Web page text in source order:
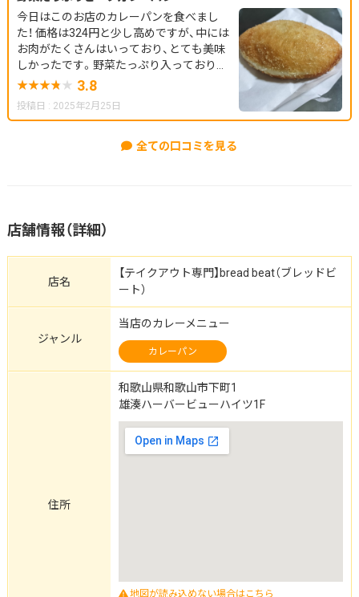
今日はこのお店のカレーパンを食べまし
た！ 価格は324円と少し高めですが、中には
お肉がたくさんはいっており、とても美味
しかったです。野菜たっぷり入っており健
康にも良さそうでした！カレーは少し辛め
した！ パンももちもちでルーもたっぷり入
3.8
投稿日 : 2025年2月25日
全ての口コミを見る
店舗情報（詳細）
店名
【テイクアウト専門】bread beat（ブレッドビ
ート）
ジャンル
当店のカレーメニュー
カレーパン
住所
和歌山県和歌山市下町1
雄湊ハーバービューハイツ1F
地図が読み込めない場合はこちら